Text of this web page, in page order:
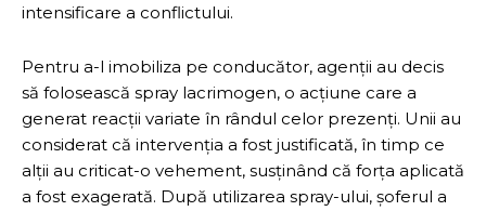
intensificare a conflictului.
Pentru a-l imobiliza pe conducător, agenții au decis
să folosească spray lacrimogen, o acțiune care a
generat reacții variate în rândul celor prezenți. Unii au
considerat că intervenția a fost justificată, în timp ce
alții au criticat-o vehement, susținând că forța aplicată
a fost exagerată. După utilizarea spray-ului, șoferul a